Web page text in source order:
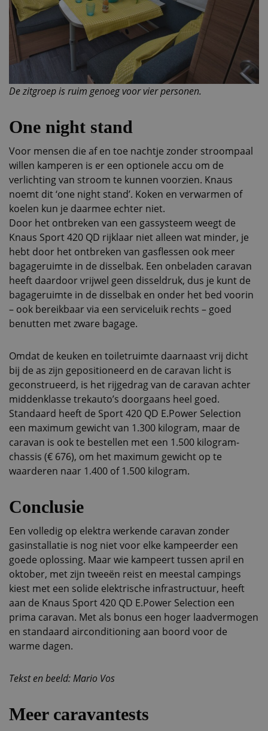
De zitgroep is ruim genoeg voor vier personen.
One night stand
Voor mensen die af en toe nachtje zonder stroompaal
willen kamperen is er een optionele accu om de
verlichting van stroom te kunnen voorzien. Knaus
noemt dit ‘one night stand’. Koken en verwarmen of
koelen kun je daarmee echter niet.
Door het ontbreken van een gassysteem weegt de
Knaus Sport 420 QD rijklaar niet alleen wat minder, je
hebt door het ontbreken van gasflessen ook meer
bagageruimte in de disselbak. Een onbeladen caravan
heeft daardoor vrijwel geen disseldruk, dus je kunt de
bagageruimte in de disselbak en onder het bed voorin
– ook bereikbaar via een serviceluik rechts – goed
benutten met zware bagage.
Omdat de keuken en toiletruimte daarnaast vrij dicht
bij de as zijn gepositioneerd en de caravan licht is
geconstrueerd, is het rijgedrag van de caravan achter
middenklasse trekauto’s doorgaans heel goed.
Standaard heeft de Sport 420 QD E.Power Selection
een maximum gewicht van 1.300 kilogram, maar de
caravan is ook te bestellen met een 1.500 kilogram-
chassis (€ 676), om het maximum gewicht op te
waarderen naar 1.400 of 1.500 kilogram.
Conclusie
Een volledig op elektra werkende caravan zonder
gasinstallatie is nog niet voor elke kampeerder een
goede oplossing. Maar wie kampeert tussen april en
oktober, met zijn tweeën reist en meestal campings
kiest met een solide elektrische infrastructuur, heeft
aan de Knaus Sport 420 QD E.Power Selection een
prima caravan. Met als bonus een hoger laadvermogen
en standaard airconditioning aan boord voor de
warme dagen.
Tekst en beeld: Mario Vos
Meer caravantests